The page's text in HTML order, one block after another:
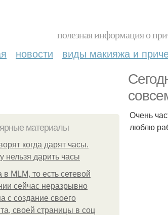
полезная информация о
новости виды макияжа и
материалы
когда дарят часы.
нельзя дарить часы
в MLM, то есть сетевой
сейчас неразрывно
с создание своего
своей страницы в соц
Очень
люблю